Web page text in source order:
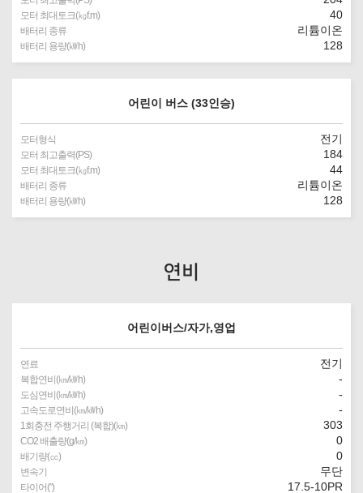
모터 최대토크(㎏f.m) 40
배터리 종류 리튬이온
배터리 용량(㎾h) 128
어린이 버스 (33인승)
모터형식 전기
모터 최고출력(PS) 184
모터 최대토크(㎏f.m) 44
배터리 종류 리튬이온
배터리 용량(㎾h) 128
연비
어린이버스/자가,영업
연료 전기
복합연비(㎞/㎾h) -
도심연비(㎞/㎾h) -
고속도로연비(㎞/㎾h) -
1회충전 주행거리 (복합)(㎞) 303
CO2 배출량(g/㎞) 0
배기량(㏄) 0
변속기 무단
타이어(″) 17.5-10PR